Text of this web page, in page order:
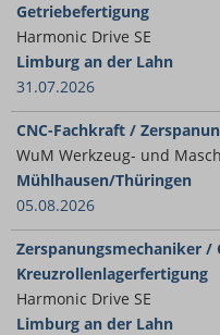
Getriebefertigung
Harmonic Drive SE
Limburg an der Lahn
31.07.2026
CNC-Fachkraft /
WuM Werkzeug- und
Mühlhausen/Thüringen
05.08.2026
Zerspanungsmechaniker /
Kreuzrollenlagerfertigung
Harmonic Drive SE
Limburg an der Lahn